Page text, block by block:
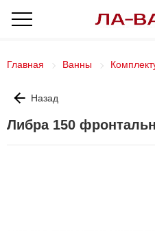
Главная Ванны
Назад
Либра 150